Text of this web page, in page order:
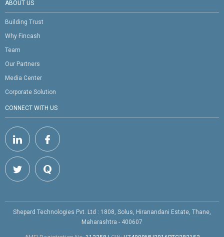
ABOUT US
Building Trust
Why Fincash
Team
Our Partners
Media Center
Corporate Solution
CONNECT WITH US
Shepard Technologies Pvt. Ltd : 1808, Solus, Hiranandani Estate, Thane,
Maharashtra - 400607